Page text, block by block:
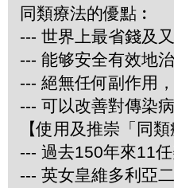
同類療法的優點︰
--- 世界上最省錢及
--- 能够安全有效地
--- 絕無任何副作用
--- 可以改善對傳染
【使用及推崇「同
--- 過去150年來11
--- 英女皇維多利亞